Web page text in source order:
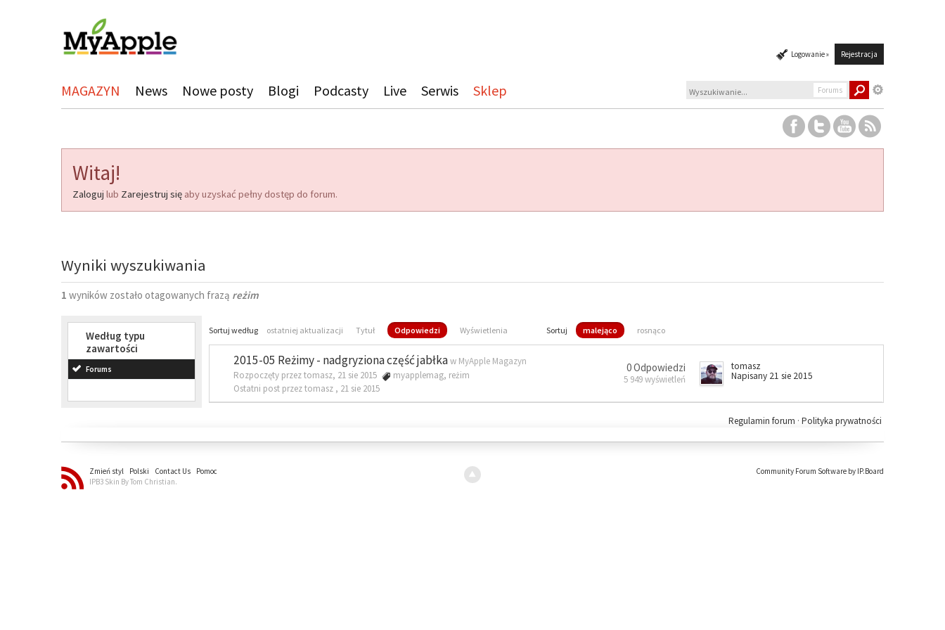
Logowanie » Rejestracja
MAGAZYN News Nowe posty Blogi Podcasty Live Serwis Sklep Forums
Witaj!
Zaloguj lub Zarejestruj się aby uzyskać pełny dostęp do forum.
Wyniki wyszukiwania
1 wyników zostało otagowanych frazą reżim
Według typu
zawartości
Forums
Sortuj według ostatniej aktualizacji Tytuł Odpowiedzi Wyświetlenia Sortuj malejąco rosnąco
2015-05 Reżimy - nadgryziona część jabłkaw MyApple Magazyn
Rozpoczęty przez tomasz, 21 sie 2015
myapplemag, reżim
Ostatni post przez tomasz , 21 sie 2015
0 Odpowiedzi
5 949 wyświetleń
tomasz
Napisany 21 sie 2015
Polityka prywatności
Regulamin forum ·
Zmień styl Polski Contact Us
Pomoc
IPB3 Skin By Tom Christian.
Community Forum Software by IP.Board